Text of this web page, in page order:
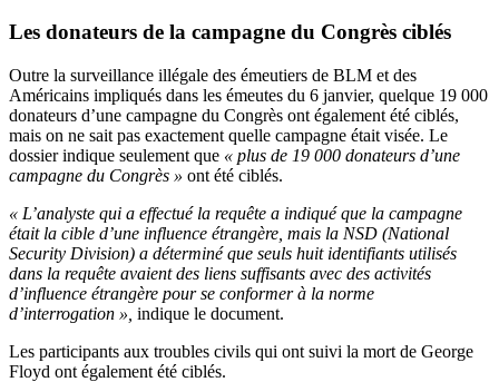
Les donateurs de la campagne du Congrès ciblés
Outre la surveillance illégale des émeutiers de BLM et des
Américains impliqués dans les émeutes du 6 janvier, quelque 19 000
donateurs d’une campagne du Congrès ont également été ciblés,
mais on ne sait pas exactement quelle campagne était visée. Le
dossier indique seulement que « plus de 19 000 donateurs d’une
campagne du Congrès » ont été ciblés.
« L’analyste qui a effectué la requête a indiqué que la campagne
était la cible d’une influence étrangère, mais la NSD (National
Security Division) a déterminé que seuls huit identifiants utilisés
dans la requête avaient des liens suffisants avec des activités
d’influence étrangère pour se conformer à la norme
d’interrogation », indique le document.
Les participants aux troubles civils qui ont suivi la mort de George
Floyd ont également été ciblés.